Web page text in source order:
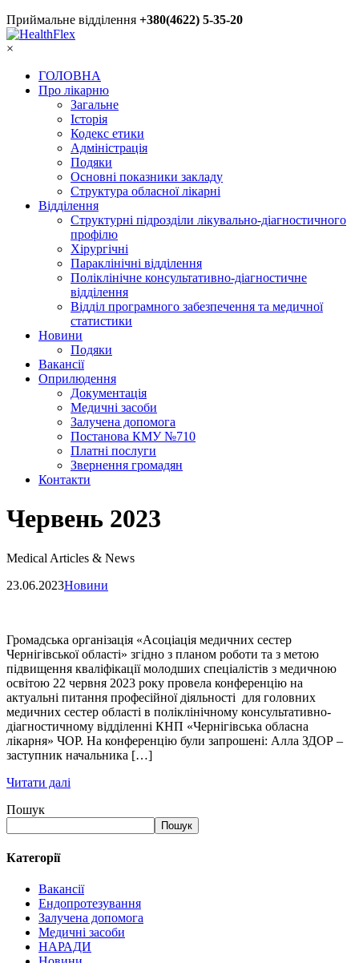
Приймальне відділення +380(4622) 5-35-20
×
ГОЛОВНА
Про лікарню
Загальне
Історія
Кодекс етики
Адміністрація
Подяки
Основні показники закладу
Структура обласної лікарні
Відділення
Структурні підрозділи лікувально-діагностичного
профілю
Хірургічні
Параклінічні відділення
Поліклінічне консультативно-діагностичне
відділення
Відділ програмного забезпечення та медичної
статистики
Новини
Подяки
Вакансії
Оприлюдення
Документація
Медичні засоби
Залучена допомога
Постанова КМУ №710
Платні послуги
Звернення громадян
Контакти
Червень 2023
Medical Articles & News
23.06.2023Новини
Громадська організація «Асоціація медичних сестер
Чернігівської області» згідно з планом роботи та з метою
підвищення кваліфікації молодших спеціалістів з медичною
освітою 22 червня 2023 року провела конференцію на
актуальні питання професійної діяльності для головних
медичних сестер області в поліклінічному консультативно-
діагностичному відділенні КНП «Чернігівська обласна
лікарня» ЧОР. На конференцію були запрошені: Алла ЗДОР –
заступник начальника […]
Читати далі
Пошук
Пошук
Категорії
Вакансії
Ендопротезування
Залучена допомога
Медичні засоби
НАРАДИ